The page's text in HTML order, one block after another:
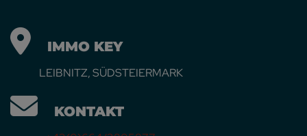
IMMO KEY
LEIBNITZ, SÜDSTEIERMARK
KONTAKT